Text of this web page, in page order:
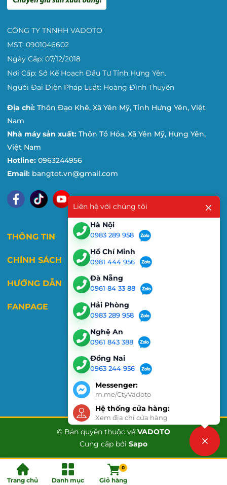
CÔNG TY TNNHH VADOTO
MST: 0901046602
Ngày Cấp: 07/12/2018
Nơi Cấp: Sở Kế Hoạch Đầu Tư Tỉnh Hưng Yên.
Người Đại Diện Pháp Luật: Hoàng Đình Thuyên
Địa chỉ: Thôn Đạo Khê, Xã Yên Mỹ, Tỉnh Hưng Yên, Việt
Nam
Nhà máy sản xuất: Thôn Tổ Hỏa, Xã Yên Mỹ, Hưng Yên,
Việt Nam
Hotline: 0963244956
Email: bangtot.vn@gmail.com
THÔNG TIN
CHÍNH SÁCH
HƯỚNG DẪN
FANPAGE
© Bản quyền thuộc về VADOTO
Cung cấp bởi Sapo
Trang chủ Danh mục
0
Giỏ hàng
Liên hệ với chúng tôi
Hà Nội
0983 289 958
Hồ Chí Minh
0981 444 956
Đà Nẵng
0961 84 33 88
Hải Phòng
0983 289 958
Nghệ An
0961 843 388
Đồng Nai
0963 244 956
Messenger:
m.me/CtyVadoto
Hệ thống cửa hàng:
Xem địa chỉ cửa hàng
Liên hệ